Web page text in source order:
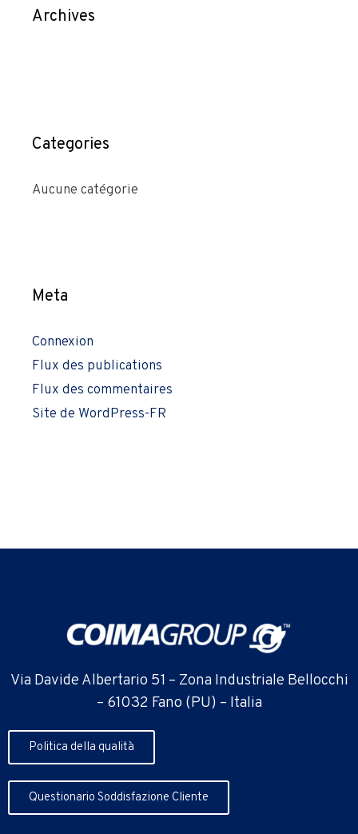
Archives
Categories
Aucune catégorie
Meta
Connexion
Flux des publications
Flux des commentaires
Site de WordPress-FR
Via Davide Albertario 51 – Zona Industriale Bellocchi
– 61032 Fano (PU) – Italia
Politica della qualità
Questionario Soddisfazione Cliente